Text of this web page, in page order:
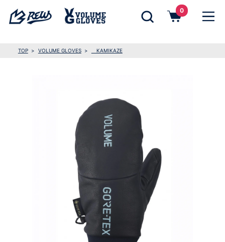
0
TOP VOLUME GLOVES KAMIKAZE